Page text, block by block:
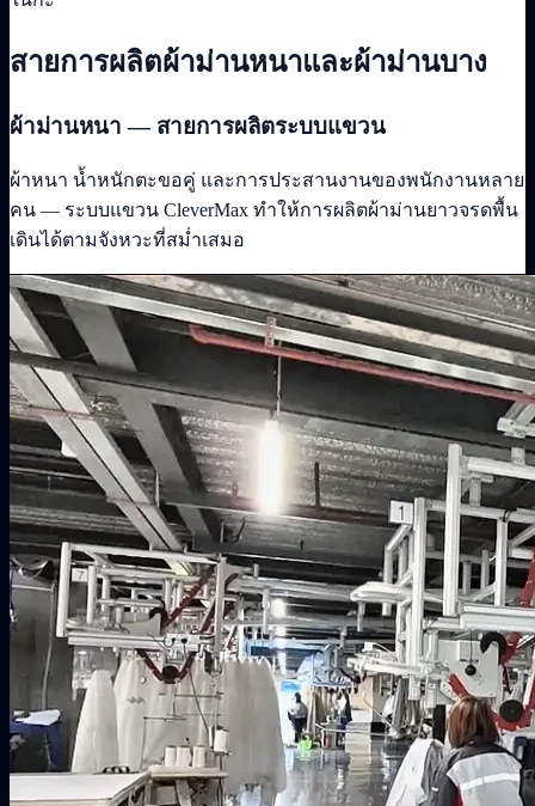
สายการผลิตผ้าม่านหนาและผ้าม่านบาง
ผ้าม่านหนา — สายการผลิตระบบแขวน
ผ้าหนา น้ำหนักตะขอคู่ และการประสานงานของพนักงานหลาย
คน — ระบบแขวน CleverMax ทำให้การผลิตผ้าม่านยาวจรดพื้น
เดินได้ตามจังหวะที่สม่ำเสมอ